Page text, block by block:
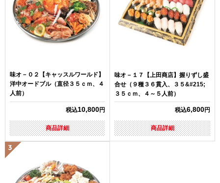
味オ－０２【キャッスルワールド】
洋中オードブル（直径３５ｃｍ、４
人前）
税込10,800円
商品詳細
味オ－１７【上田商店】握りずし盛
合せ（９種３６貫入、３５&#215;
３５ｃｍ、４～５人前）
税込6,800円
商品詳細